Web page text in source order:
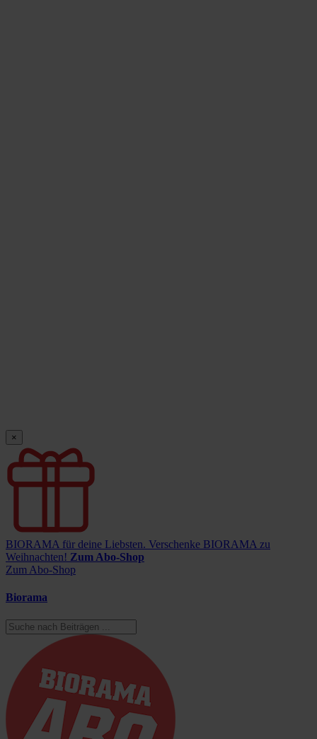
×
BIORAMA für deine Liebsten. Verschenke BIORAMA zu
Weihnachten! Zum Abo-Shop
Zum Abo-Shop
Biorama